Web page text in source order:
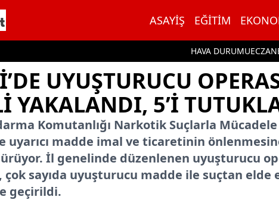
ASAYIŞ EĞITIM
HAVA DURUMU
UYUŞTURUCU
YAKALANDI, 5’İ
Komutanlığı Narkotik Suçlarla
uyarıcı madde imal ve ticaretinin
İl genelinde düzenlenen uyuşturucu
çok sayıda uyuşturucu madde ile suçtan
geçirildi.